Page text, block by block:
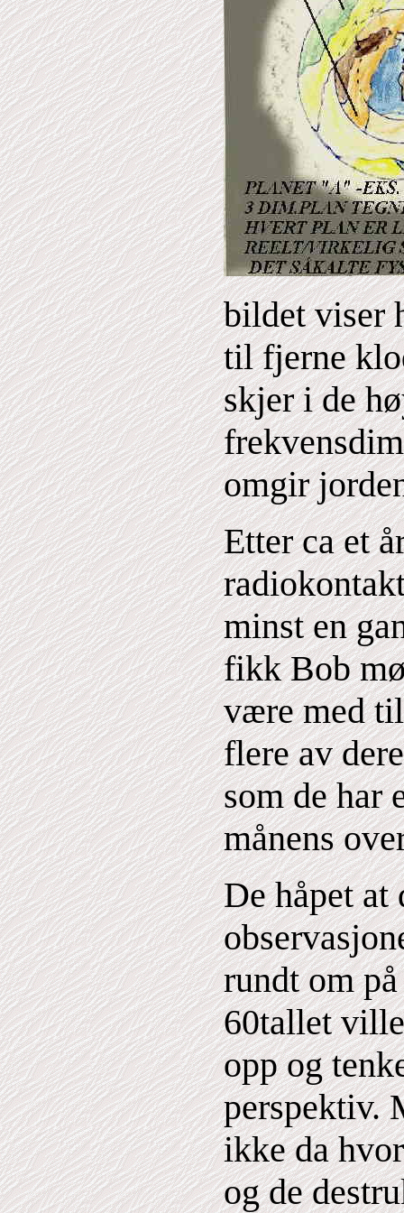
bildet viser
til fjerne
skjer i de
omgir
Etter ca et
minst en
fikk Bob
være med
flere av
som de har
månens
De håpet at
rundt om
60tallet
opp og
perspektiv.
ikke da
og de